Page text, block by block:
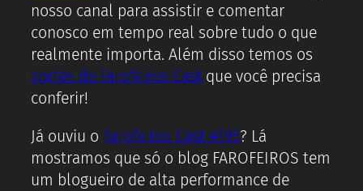
nosso canal para assistir e comentar
conosco em tempo real sobre tudo o que
realmente importa. Além disso temos os
cortes do Farofeiros Castque você precisa
conferir!
Já ouviu o Farofeiros Cast #195? Lá
mostramos que só o blog FAROFEIROS tem
um blogueiro de alta performance de